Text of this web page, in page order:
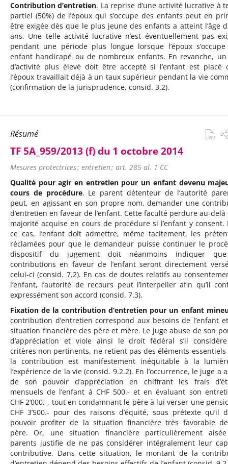
Contribution d’entretien. La reprise d’une activité lucrative à
partiel (50%) de l’époux qui s’occupe des enfants peut en
être exigée dès que le plus jeune des enfants a atteint l’âge
ans. Une telle activité lucrative n’est éventuellement pas
pendant une période plus longue lorsque l’époux s’occupe
enfant handicapé ou de nombreux enfants. En revanche,
d’activité plus élevé doit être accepté si l’enfant est placé
l’époux travaillait déjà à un taux supérieur pendant la vie
(confirmation de la jurisprudence, consid. 3.2).
Résumé
TF 5A_959/2013 (f) du 1 octobre 2014
Mesures protectrices ; entretien ; art. 285 al. 1 CC
Qualité pour agir en entretien pour un enfant devenu
cours de procédure. Le parent détenteur de l’autorité
peut, en agissant en son propre nom, demander une
d’entretien en faveur de l’enfant. Cette faculté perdure au-delà
majorité acquise en cours de procédure si l’enfant y consent.
ce cas, l’enfant doit admettre, même tacitement, les
réclamées pour que le demandeur puisse continuer le
dispositif du jugement doit néanmoins indiquer
contributions en faveur de l’enfant seront directement
celui-ci (consid. 7.2). En cas de doutes relatifs au
l’enfant, l’autorité de recours peut l’interpeller afin qu’il
expressément son accord (consid. 7.3).
Fixation de la contribution d’entretien pour un enfant
contribution d’entretien correspond aux besoins de l’enfant
situation financière des père et mère. Le juge abuse de son
d’appréciation et viole ainsi le droit fédéral s’il
critères non pertinents, ne retient pas des éléments essentiels
la contribution est manifestement inéquitable à la
l’expérience de la vie (consid. 9.2.2). En l’occurrence, le juge a
de son pouvoir d’appréciation en chiffrant les frais
mensuels de l’enfant à CHF 500.- et en évaluant son
CHF 2’000.-, tout en condamnant le père à lui verser une
CHF 3’500.- pour des raisons d’équité, sous prétexte qu’il
pouvoir profiter de la situation financière très favorable
père. Or, une situation financière particulièrement
parents justifie de ne pas considérer intégralement leur
contributive. Dans cette situation, le montant de la